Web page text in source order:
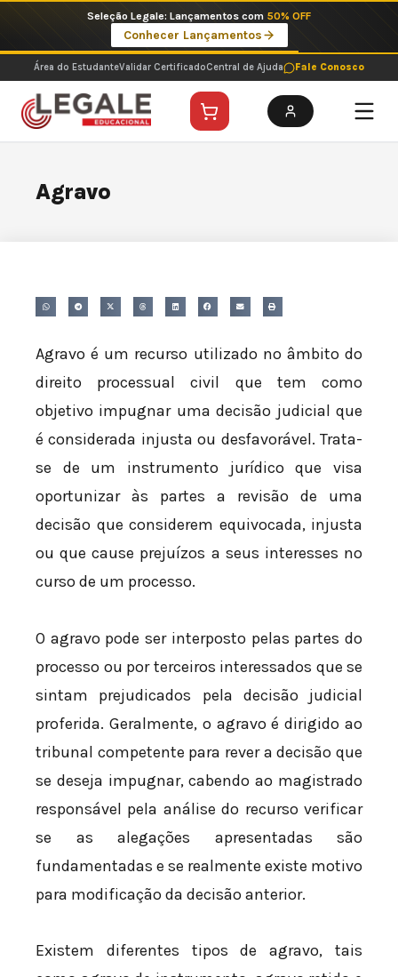
o
conteúdo
Seleção Legale: Lançamentos com 50% OFF
Conhecer Lançamentos
Área do EstudanteValidar CertificadoCentral de Ajuda Fale Conosco
Agravo
Agravo é um recurso utilizado no âmbito do
direito processual civil que tem como
objetivo impugnar uma decisão judicial que
é considerada injusta ou desfavorável. Trata-
se de um instrumento jurídico que visa
oportunizar às partes a revisão de uma
decisão que considerem equivocada, injusta
ou que cause prejuízos a seus interesses no
curso de um processo.
O agravo pode ser interposto pelas partes do
processo ou por terceiros interessados que se
sintam prejudicados pela decisão judicial
proferida. Geralmente, o agravo é dirigido ao
tribunal competente para rever a decisão que
se deseja impugnar, cabendo ao magistrado
responsável pela análise do recurso verificar
se as alegações apresentadas são
fundamentadas e se realmente existe motivo
para modificação da decisão anterior.
Existem diferentes tipos de agravo, tais